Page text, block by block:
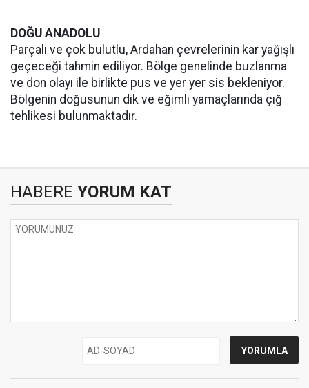
DOĞU ANADOLU
Parçalı ve çok bulutlu, Ardahan çevrelerinin kar yağışlı
geçeceği tahmin ediliyor. Bölge genelinde buzlanma
ve don olayı ile birlikte pus ve yer yer sis bekleniyor.
Bölgenin doğusunun dik ve eğimli yamaçlarında çığ
tehlikesi bulunmaktadır.
HABERE YORUM KAT